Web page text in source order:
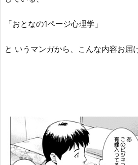
「おとなの1ページ心理学」
と いうマンガから、こんな内容お届